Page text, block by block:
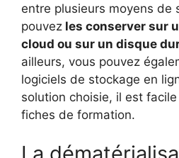
entre plusieurs moyens de
pouvez les conserver sur
cloud ou sur un disque
ailleurs, vous pouvez
logiciels de stockage en
solution choisie, il est facile
fiches de formation.